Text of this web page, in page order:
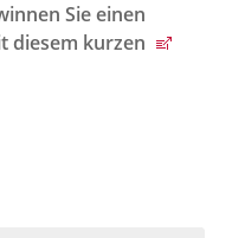
Sie einen
diesem kurzen